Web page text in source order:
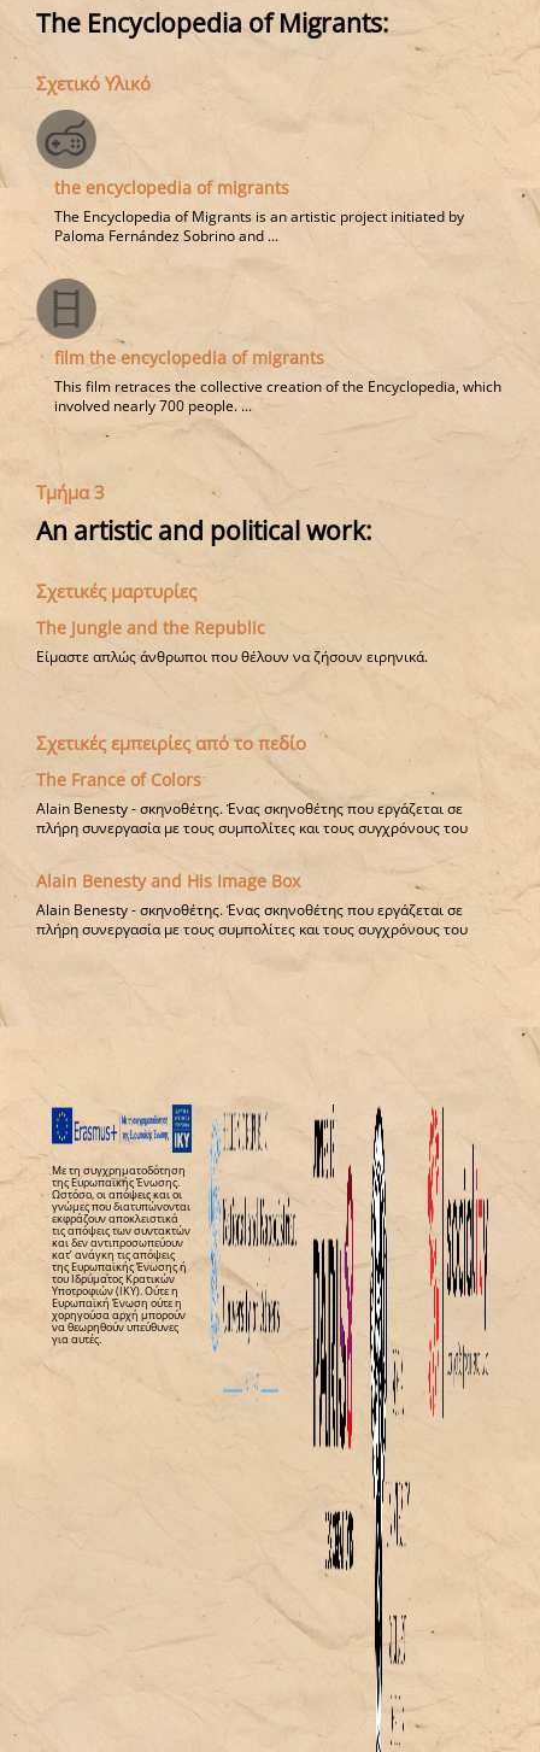
The Encyclopedia of Migrants:
Σχετικό Υλικό
the encyclopedia of migrants
The Encyclopedia of Migrants is an artistic project initiated by
Paloma Fernández Sobrino and ...
film the encyclopedia of migrants
This film retraces the collective creation of the Encyclopedia, which
involved nearly 700 people. ...
Τμήμα 3
An artistic and political work:
Σχετικές μαρτυρίες
The Jungle and the Republic
Είμαστε απλώς άνθρωποι που θέλουν να ζήσουν ειρηνικά.
Σχετικές εμπειρίες από το πεδίο
The France of Colors
Alain Benesty - σκηνοθέτης. Ένας σκηνοθέτης που εργάζεται σε
πλήρη συνεργασία με τους συμπολίτες και τους συγχρόνους του
Alain Benesty and His Image Box
Alain Benesty - σκηνοθέτης. Ένας σκηνοθέτης που εργάζεται σε
πλήρη συνεργασία με τους συμπολίτες και τους συγχρόνους του
Με τη συγχρηματοδότηση
της Ευρωπαϊκής Ένωσης.
Ωστόσο, οι απόψεις και οι
γνώμες που διατυπώνονται
εκφράζουν αποκλειστικά
τις απόψεις των συντακτών
και δεν αντιπροσωπεύουν
κατ’ ανάγκη τις απόψεις
της Ευρωπαϊκής Ένωσης ή
του Ιδρύματος Κρατικών
Υποτροφιών (ΙΚΥ). Ούτε η
Ευρωπαϊκή Ένωση ούτε η
χορηγούσα αρχή μπορούν
να θεωρηθούν υπεύθυνες
για αυτές.